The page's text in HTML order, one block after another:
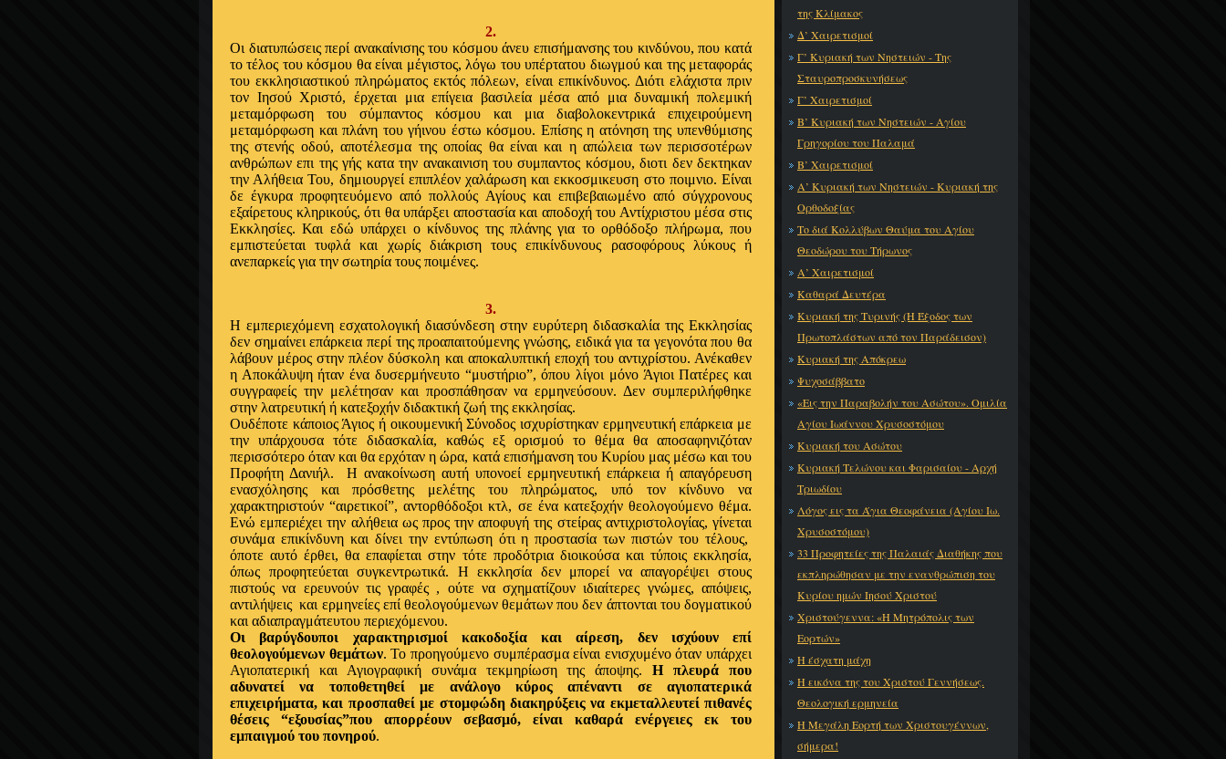
της Κλίμακος
Δ’ Χαιρετισμοί
Γ’ Κυριακή των Νηστειών - Της
Σταυροπροσκυνήσεως
Γ’ Χαιρετισμοί
Β’ Κυριακή των Νηστειών - Αγίου
Γρηγορίου του Παλαμά
Β’ Χαιρετισμοί
Α’ Κυριακή των Νηστειών - Κυριακή της
Ορθοδοξίας
Το διά Κολλύβων Θαύμα του Αγίου
Θεοδώρου του Τήρωνος
Α’ Χαιρετισμοί
Καθαρά Δευτέρα
Κυριακή της Τυρινής (Η Έξοδος των
Πρωτοπλάστων από τον Παράδεισον)
Κυριακή της Απόκρεω
Ψυχοσάββατο
«Εις την Παραβολήν του Ασώτου». Ομιλία
Αγίου Ιωάννου Χρυσοστόμου
Κυριακή του Ασώτου
Κυριακή Τελώνου και Φαρισαίου - Αρχή
Τριωδίου
Λόγος εις τα Άγια Θεοφάνεια (Αγίου Ιω.
Χρυσοστόμου)
33 Προφητείες της Παλαιάς Διαθήκης που
εκπληρώθησαν με την ενανθρώπιση του
Κυρίου ημών Ιησού Χριστού
Χριστούγεννα: «Η Μητρόπολις των
Εορτών»
Η έσχατη μάχη
Η εικόνα της του Χριστού Γεννήσεως.
Θεολογική ερμηνεία
Η Μεγάλη Εορτή των Χριστουγέννων,
σήμερα!
2.
Οι διατυπώσεις περί ανακαίνισης του κόσμου άνευ επισήμανσης του κινδύνου, που κατά
το τέλος του κόσμου θα είναι μέγιστος, λόγω του υπέρτατου διωγμού και της μεταφοράς
του εκκλησιαστικού πληρώματος εκτός πόλεων, είναι επικίνδυνος. Διότι ελάχιστα πριν
τον Ιησού Χριστό, έρχεται μια επίγεια βασιλεία μέσα από μια δυναμική πολεμική
μεταμόρφωση του σύμπαντος κόσμου και μια διαβολοκεντρικά επιχειρούμενη
μεταμόρφωση και πλάνη του γήινου έστω κόσμου. Επίσης η ατόνηση της υπενθύμισης
της στενής οδού, αποτέλεσμα της οποίας θα είναι και η απώλεια των περισσοτέρων
ανθρώπων επι της γής κατα την ανακαινιση του συμπαντος κόσμου, διοτι δεν δεκτηκαν
την Αλήθεια Του, δημιουργεί επιπλέον χαλάρωση και εκκοσμικευση στο ποιμνιο. Είναι
δε έγκυρα προφητευόμενο από πολλούς Αγίους και επιβεβαιωμένο από σύγχρονους
εξαίρετους κληρικούς, ότι θα υπάρξει αποστασία και αποδοχή του Αντίχριστου μέσα στις
Εκκλησίες. Και εδώ υπάρχει ο κίνδυνος της πλάνης για το ορθόδοξο πλήρωμα, που
εμπιστεύεται τυφλά και χωρίς διάκριση τους επικίνδυνους ρασοφόρους λύκους ή
ανεπαρκείς για την σωτηρία τους ποιμένες.
3.
Η εμπεριεχόμενη εσχατολογική διασύνδεση στην ευρύτερη διδασκαλία της Εκκλησίας
δεν σημαίνει επάρκεια περί της προαπαιτούμενης γνώσης, ειδικά για τα γεγονότα που θα
λάβουν μέρος στην πλέον δύσκολη και αποκαλυπτική εποχή του αντιχρίστου. Ανέκαθεν
η Αποκάλυψη ήταν ένα δυσερμήνευτο “μυστήριο”, όπου λίγοι μόνο Άγιοι Πατέρες και
συγγραφείς την μελέτησαν και προσπάθησαν να ερμηνεύσουν. Δεν συμπεριλήφθηκε
στην λατρευτική ή κατεξοχήν διδακτική ζωή της εκκλησίας.
Ουδέποτε κάποιος Άγιος ή οικουμενική Σύνοδος ισχυρίστηκαν ερμηνευτική επάρκεια με
την υπάρχουσα τότε διδασκαλία, καθώς εξ ορισμού το θέμα θα αποσαφηνιζόταν
περισσότερο όταν και θα ερχόταν η ώρα, κατά επισήμανση του Κυρίου μας μέσω και του
Προφήτη Δανιήλ.
Η ανακοίνωση αυτή υπονοεί ερμηνευτική επάρκεια ή απαγόρευση
ενασχόλησης και πρόσθετης μελέτης του πληρώματος, υπό τον κίνδυνο να
χαρακτηριστούν “αιρετικοί”, αντορθόδοξοι κτλ, σε ένα κατεξοχήν θεολογούμενο θέμα.
Ενώ εμπεριέχει την αλήθεια ως προς την αποφυγή της στείρας αντιχριστολογίας, γίνεται
συνάμα επικίνδυνη και δίνει την εντύπωση ότι η προστασία των πιστών του τέλους,
όποτε αυτό έρθει, θα επαφίεται στην τότε προδότρια διοικούσα και τύποις εκκλησία,
όπως προφητεύεται συγκεντρωτικά. Η εκκλησία δεν μπορεί να απαγορέψει στους
πιστούς να ερευνούν τις γραφές , ούτε να σχηματίζουν ιδιαίτερες γνώμες, απόψεις,
αντιλήψεις και ερμηνείες επί θεολογούμενων θεμάτων που δεν άπτονται του δογματικού
και αδιαπραγμάτευτου περιεχόμενου.
Οι βαρύγδουποι χαρακτηρισμοί κακοδοξία και αίρεση, δεν ισχύουν επί
θεολογούμενων θεμάτων. Το προηγούμενο συμπέρασμα είναι ενισχυμένο όταν υπάρχει
Αγιοπατερική και Αγιογραφική συνάμα τεκμηρίωση της άποψης.Η πλευρά που
αδυνατεί να τοποθετηθεί με ανάλογο κύρος απέναντι σε αγιοπατερικά
επιχειρήματα, και προσπαθεί με στομφώδη διακηρύξεις να εκμεταλλευτεί πιθανές
θέσεις “εξουσίας”που απορρέουν σεβασμό, είναι καθαρά ενέργειες εκ του
εμπαιγμού του πονηρού.